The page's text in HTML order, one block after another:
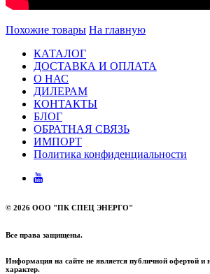
Похожие товары На главную
КАТАЛОГ
ДОСТАВКА И ОПЛАТА
О НАС
ДИЛЕРАМ
КОНТАКТЫ
БЛОГ
ОБРАТНАЯ СВЯЗЬ
ИМПОРТ
Политика конфиденциальности
© 2026 ООО "ПК СПЕЦ ЭНЕРГО"
Все права защищены.
Информация на сайте не является публичной офертой и
характер.